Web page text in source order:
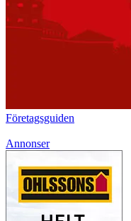
Företagsguiden
Annonser